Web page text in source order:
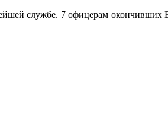
службе. 7 офицерам